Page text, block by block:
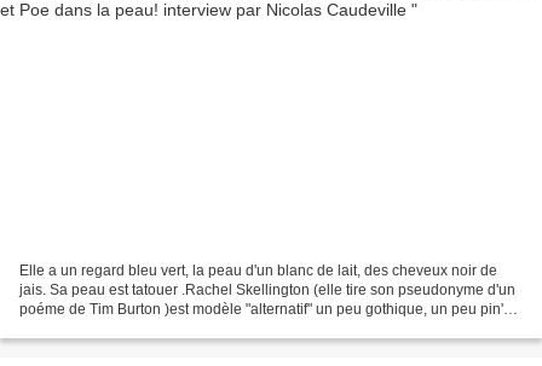
Elle a un regard bleu vert, la peau d'un blanc de lait, des cheveux noir de
jais. Sa peau est tatouer .Rachel Skellington (elle tire son pseudonyme d'un
poéme de Tim Burton )est modèle "alternatif" un peu gothique, un peu pin'up